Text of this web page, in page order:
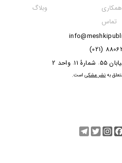
55 ، شمارۀ 11 ،واحد 2
همکاری
تماس
وبلاگ
به نشر مشکیاست.
Telegram
Twitter